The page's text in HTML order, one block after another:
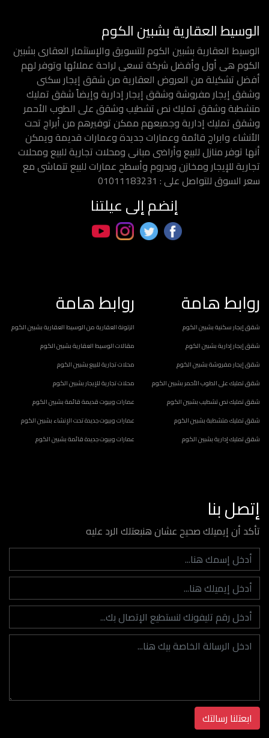
الوسيط العقارية بشبين الكوم
الوسيط العقارية بشبين الكوم للتسويق والإستثمار العقارى بشبين
الكوم هى أول وأفضل شركة تسعى لراحة عملائها وتوفر لهم
أفضل تشكيلة من العروض العقارية من شقق إيجار سكنى
وشقق إيجار مفروشة وشقق إيجار إدارية وإيضاً شقق تمليك
متشطبة وشقق تمليك نص تشطيب وشقق على الطوب الأحمر
وشقق تمليك إدارية وجميعهم ممكن توفيرهم من أبراج تحت
الأنشاء وابراج قائمة وعمارات جديدة وعمارات قديمة ويمكن
أنها توفر منازل للبيع وأراضى مبانى ومحلات تجارية للبيع ومحلات
تجارية للإيجار ومخازن وبدروم وأسطح عمارات للبيع تتماشى مع
سعر السوق للتواصل على : 01011183231
إنضم إلى عيلتنا
روابط هامة
شقق إيجار سكنية بشبين الكوم
شقق إيجار إدارية بشبين الكوم
شقق إيجار مفروشة بشبين الكوم
شقق تمليك على الطوب الأحمر بشبين الكوم
شقق تمليك نص تشطيب بشبين الكوم
شقق تمليك متشطبة بشبين الكوم
شقق تمليك إدارية بشبين الكوم
روابط هامة
الزتونة العقارية من الوسيط العقارية بشبين الكوم
مقالات الوسيط العقارية بشبين الكوم
محلات تجارية للبيع بشبين الكوم
محلات تجارية للإيجار بشبين الكوم
عمارات وبيوت قديمة قائمة بشبين الكوم
عمارات وبيوت جديدة تحت الإنشاء بشبين الكوم
عمارات وبيوت جديدة قائمة بشبين الكوم
إتصل بنا
تأكد أن إيميلك صحيح عشان هنبعتلك الرد عليه